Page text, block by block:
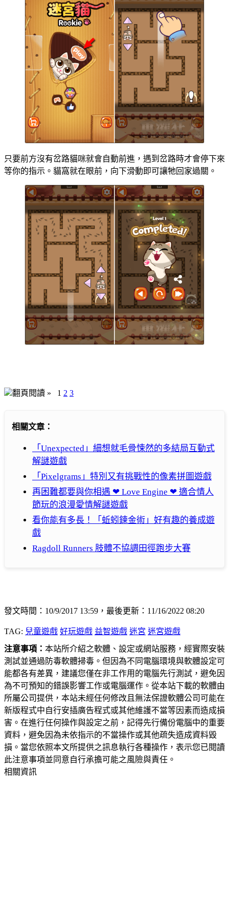
只要前方沒有岔路貓咪就會自動前進，遇到岔路時才會停下來
等你的指示。貓窩就在眼前，向下滑動即可讓牠回家過關。
翻頁閱讀 » 1 2 3
相關文章：
「Unexpected」細想就毛骨悚然的多結局互動式
解謎遊戲
「Pixelgrams」特別又有挑戰性的像素拼圖遊戲
再困難都要與你相遇 ❤ Love Engine ❤ 適合情人
節玩的浪漫愛情解謎遊戲
看你能有多長！「蚯蚓鍊金術」好有趣的養成遊
戲
Ragdoll Runners 肢體不協調田徑跑步大賽
發文時間：10/9/2017 13:59，最後更新：11/16/2022 08:20
TAG: 兒童遊戲 好玩遊戲 益智遊戲 迷宮 迷宮遊戲
注意事項： 本站所介紹之軟體、設定或網站服務，經實際安裝
測試並通過防毒軟體掃毒。但因為不同電腦環境與軟體設定可
能都各有差異，建議您僅在非工作用的電腦先行測試，避免因
為不可預知的錯誤影響工作或電腦運作。從本站下載的軟體由
所屬公司提供，本站未經任何修改且無法保證軟體公司可能在
新版程式中自行安插廣告程式或其他維護不當等因素而造成損
害。在進行任何操作與設定之前，記得先行備份電腦中的重要
資料，避免因為未依指示的不當操作或其他疏失造成資料毀
損。當您依照本文所提供之訊息執行各種操作，表示您已閱讀
此注意事項並同意自行承擔可能之風險與責任。
相關資訊